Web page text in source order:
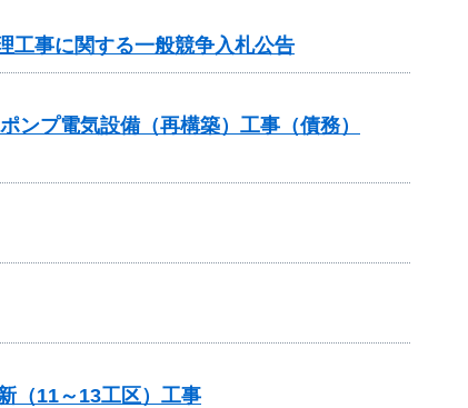
事に関する一般競争入札公告
プ電気設備（再構築）工事（債務）
（11～13工区）工事